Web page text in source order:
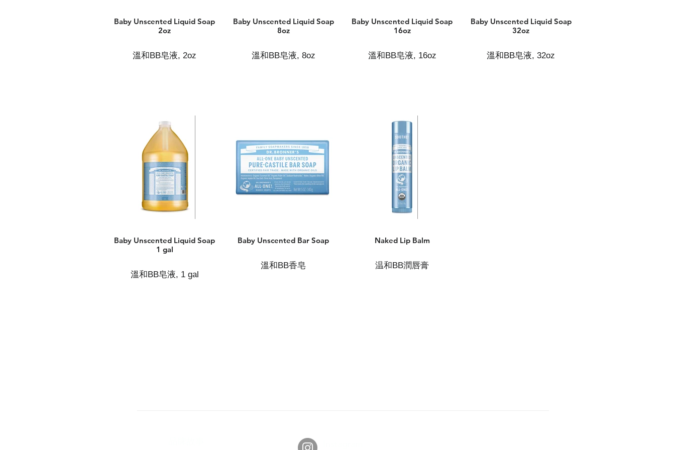
Baby Unscented Liquid Soap
2oz
溫和BB皂液, 2oz
Baby Unscented Liquid Soap
8oz
溫和BB皂液, 8oz
Baby Unscented Liquid Soap
16oz
溫和BB皂液, 16oz
Baby Unscented Liquid Soap
32oz
溫和BB皂液, 32oz
Baby Unscented Liquid Soap
1 gal
溫和BB皂液, 1 gal
Baby Unscented Bar Soap
溫和BB香皂
Naked Lip Balm
温和BB潤唇膏